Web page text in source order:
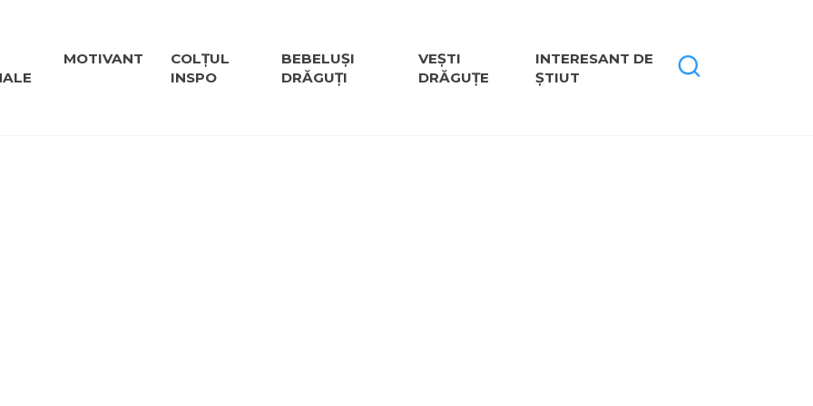
MOTIVANT
COLȚUL
INSPO
BEBELUȘI
DRĂGUȚI
VEȘTI
DRĂGUȚE
INTERESANT DE
ȘTIUT